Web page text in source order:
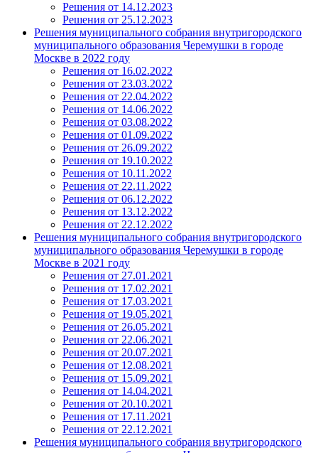
Решения от 14.12.2023
Решения от 25.12.2023
Решения муниципального собрания внутригородского
муниципального образования Черемушки в городе
Москве в 2022 году
Решения от 16.02.2022
Решения от 23.03.2022
Решения от 22.04.2022
Решения от 14.06.2022
Решения от 03.08.2022
Решения от 01.09.2022
Решения от 26.09.2022
Решения от 19.10.2022
Решения от 10.11.2022
Решения от 22.11.2022
Решения от 06.12.2022
Решения от 13.12.2022
Решения от 22.12.2022
Решения муниципального собрания внутригородского
муниципального образования Черемушки в городе
Москве в 2021 году
Решения от 27.01.2021
Решения от 17.02.2021
Решения от 17.03.2021
Решения от 19.05.2021
Решения от 26.05.2021
Решения от 22.06.2021
Решения от 20.07.2021
Решения от 12.08.2021
Решения от 15.09.2021
Решения от 14.04.2021
Решения от 20.10.2021
Решения от 17.11.2021
Решения от 22.12.2021
Решения муниципального собрания внутригородского